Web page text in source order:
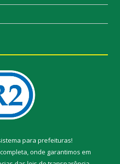
para prefeituras!
completa, onde garantimos em